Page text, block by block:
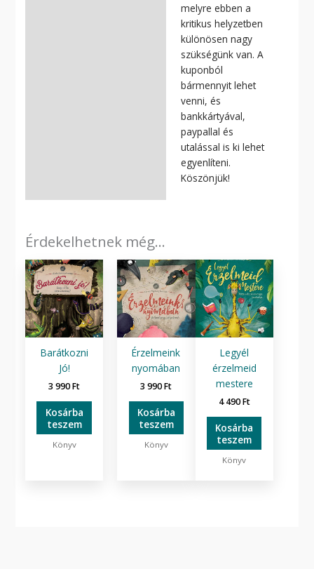
melyre ebben a
kritikus helyzetben
különösen nagy
szükségünk van. A
kuponból
bármennyit lehet
venni, és
bankkártyával,
paypallal és
utalással is ki lehet
egyenlíteni.
Köszönjük!
Érdekelhetnek még…
Barátkozni
Jó!
3 990Ft
Kosárba
teszem
Könyv
Érzelmeink
nyomában
3 990Ft
Kosárba
teszem
Könyv
Legyél
érzelmeid
mestere
4 490Ft
Kosárba
teszem
Könyv